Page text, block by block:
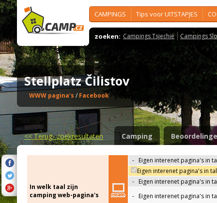
CAMPINGS Tips voor UITSTAPJES
zoeken: Campings Tsjechië Campings
Stellplatz Čilistov
WWW pagina's / Facebook
<<Terug- zoekresultaten Camping
In welk taal zijn
camping web-pagina's
- Eigen interenet pagina's in
Eigen interenet pagina's in
- Eigen interenet pagina's in
- Eigen interenet pagina's in